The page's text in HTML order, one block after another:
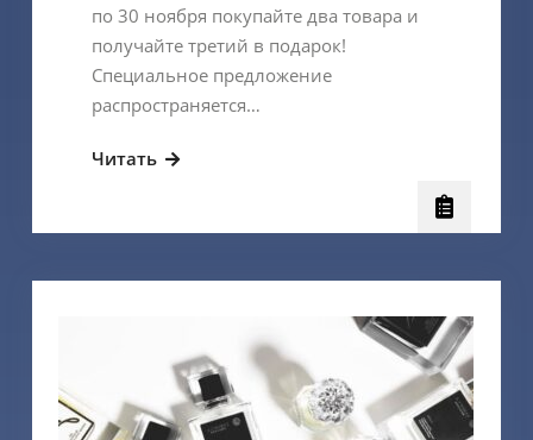
по 30 ноября покупайте два товара и
получайте третий в подарок!
Специальное предложение
распространяется…
Читать3=2!
Черную